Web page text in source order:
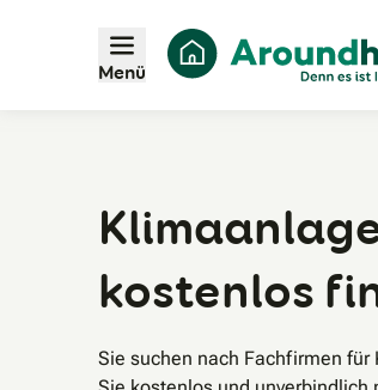
Menü
kostenlos
Sie suchen nach Fachfirmen